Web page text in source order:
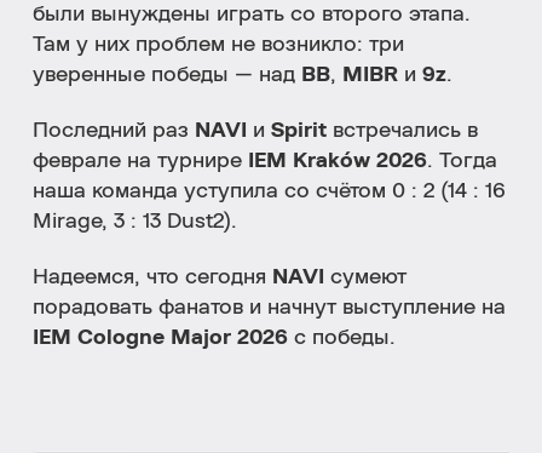
были вынуждены играть со второго этапа.
Там у них проблем не возникло: три
уверенные победы — над BB, MIBR и 9z.
Последний раз NAVI и Spirit встречались в
феврале на турнире
IEM Kraków 2026. Тогда
наша команда уступила со счётом 0 : 2 (14 : 16
Mirage, 3 : 13 Dust2).
Надеемся, что сегодня NAVI сумеют
порадовать фанатов и начнут выступление на
IEM Cologne Major 2026 с победы.